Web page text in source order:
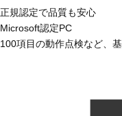
正規認定で品質も安心
Microsoft認定PC
100項目の動作点検など、